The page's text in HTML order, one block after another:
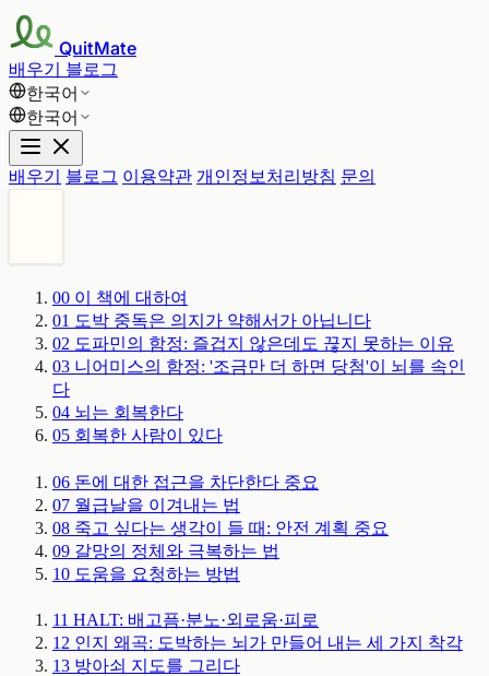
QuitMate
배우기 블로그
한국어
한국어
배우기 블로그 이용약관 개인정보처리방침 문의
00 이 책에 대하여
01 도박 중독은 의지가 약해서가 아닙니다
02 도파민의 함정: 즐겁지 않은데도 끊지 못하는 이유
03 니어미스의 함정: '조금만 더 하면 당첨'이 뇌를 속인
다
04 뇌는 회복한다
05 회복한 사람이 있다
06 돈에 대한 접근을 차단한다 중요
07 월급날을 이겨내는 법
08 죽고 싶다는 생각이 들 때: 안전 계획 중요
09 갈망의 정체와 극복하는 법
10 도움을 요청하는 방법
11 HALT: 배고픔·분노·외로움·피로
12 인지 왜곡: 도박하는 뇌가 만들어 내는 세 가지 착각
13 방아쇠 지도를 그리다